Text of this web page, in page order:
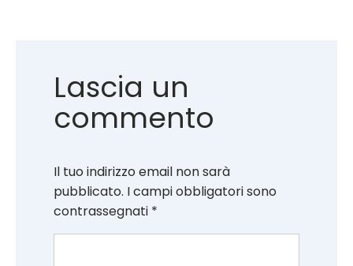
Lascia un
commento
Il tuo indirizzo email non sarà
pubblicato. I campi obbligatori sono
contrassegnati *